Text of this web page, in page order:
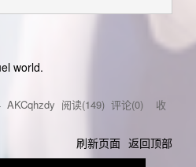
world.
AKCqhzdy 阅读(149) 评论(0) 收
刷新页面 返回顶部